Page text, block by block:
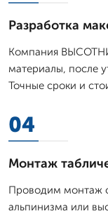
Разработка
Компания
материалы, после
Точные сроки и
04
Монтаж
Проводим монтаж
альпинизма или